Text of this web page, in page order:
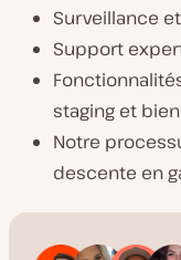
Surveillance
Support
staging et
Notre
descente en